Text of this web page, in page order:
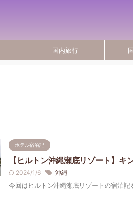
国内旅行
ホテル宿泊記
【ヒルトン沖縄瀬底リゾート】
2024/1/6 沖縄
今回はヒルトン沖縄瀬底リゾートの宿泊